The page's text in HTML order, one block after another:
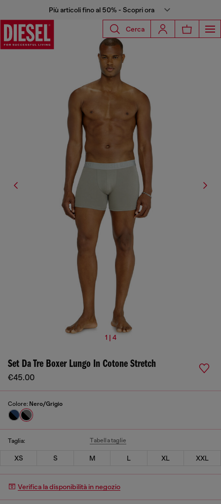
Più articoli fino al 50% - Scopri ora
Cerca
1 | 4
Set Da Tre Boxer Lungo In Cotone Stretch
€45.00
Colore: Nero/Grigio
Taglia: Tabella taglie
XS S M L XL XXL
Verifica la disponibilità in negozio